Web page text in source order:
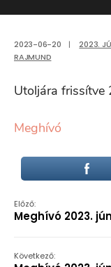
2023-06-20 | 2023.
RAJMUND
Utoljára
Meghívó
Előző:
Meghívó 2023.
Következő: